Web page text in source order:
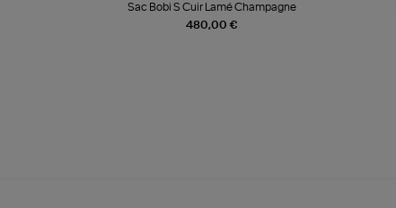
480,00 €
Sac Bobi S Cuir Lamé Champagne